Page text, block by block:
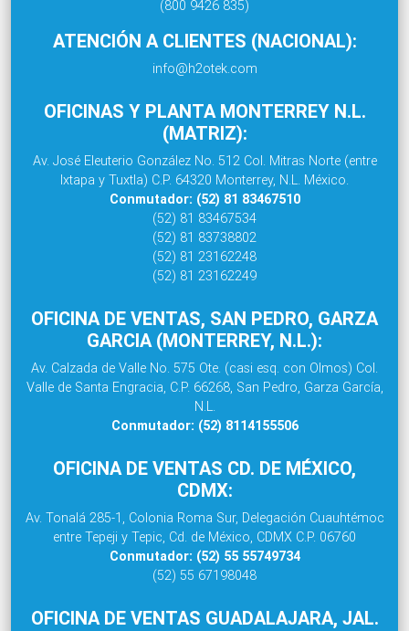
(800 9426 835)
ATENCIÓN A CLIENTES (NACIONAL):
info@h2otek.com
OFICINAS Y PLANTA MONTERREY N.L.
(MATRIZ):
Av. José Eleuterio González No. 512 Col. Mitras Norte (entre
Ixtapa y Tuxtla) C.P. 64320 Monterrey, N.L. México.
Conmutador: (52) 81 83467510
(52) 81 83467534
(52) 81 83738802
(52) 81 23162248
(52) 81 23162249
OFICINA DE VENTAS, SAN PEDRO, GARZA
GARCIA (MONTERREY, N.L.):
Av. Calzada de Valle No. 575 Ote. (casi esq. con Olmos) Col.
Valle de Santa Engracia, C.P. 66268, San Pedro, Garza García,
N.L.
Conmutador: (52) 8114155506
OFICINA DE VENTAS CD. DE MÉXICO,
CDMX:
Av. Tonalá 285-1, Colonia Roma Sur, Delegación Cuauhtémoc
entre Tepeji y Tepic, Cd. de México, CDMX C.P. 06760
Conmutador: (52) 55 55749734
(52) 55 67198048
OFICINA DE VENTAS GUADALAJARA, JAL.